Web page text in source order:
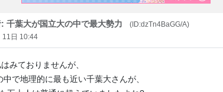
: 千葉大が国立大の中で最大勢力
(ID:dzTn4BaGG/A)
11日 10:44
みておりませんが、
で地理的に最も近い千葉大さんが、